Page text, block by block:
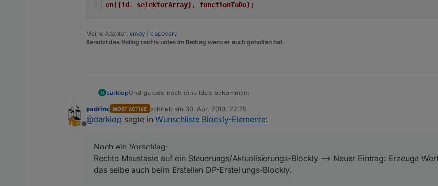
Diese Stelle wird angemeckert ?
on({id: selektorArray}, functionToDo);
Meine Adapter: emby
discovery
Benutzt das Voting rechts unten im Beitrag wenn er euch geholfen hat.
D darkiopUnd gerade noch eine Idee bekommen:
Per Doppelklick auf ein Blockly: entfalten/zusammenfalten
Doppelklick mit gedrücker STRG: aktivieren/deaktivieren
Offline
padrino MOST ACTIVE schrieb am 30. Apr. 2019, 22:25
zuletzt editiert von
@darkiop sagte in Wunschliste Blockly-Elemente:
Noch ein Vorschlag:
Rechte Maustaste auf ein Steuerungs/Aktualisierungs-Blockly --> Neuer Eintrag: Erzeuge
das selbe auch beim Erstellen DP-Erstellungs-Blockly.